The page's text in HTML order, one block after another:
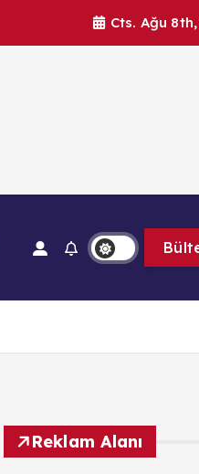
Cts. Ağu
Reklam Alanı